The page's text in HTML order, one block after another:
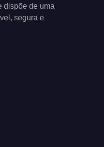
dispõe de uma
segura e